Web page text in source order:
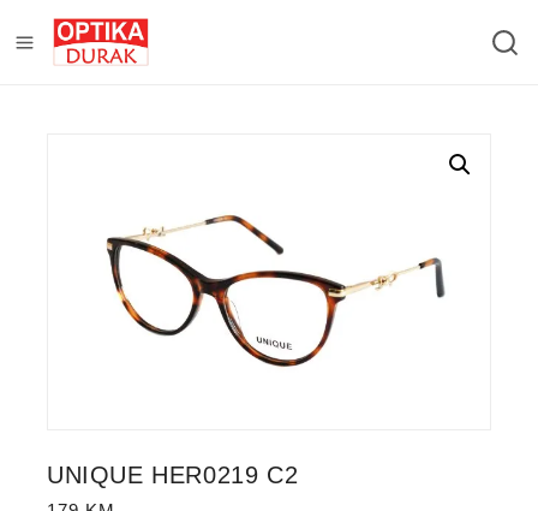
UNIQUE HER0219 C2